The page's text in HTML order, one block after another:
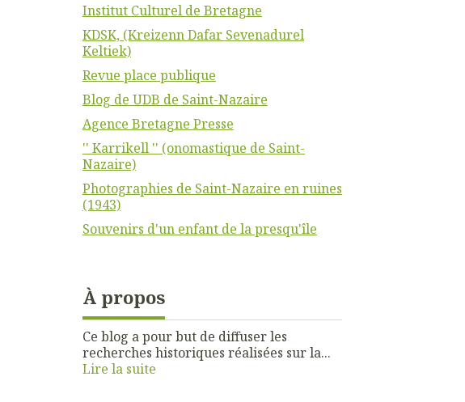
Institut Culturel de Bretagne
KDSK, (Kreizenn Dafar Sevenadurel
Keltiek)
Revue place publique
Blog de UDB de Saint-Nazaire
Agence Bretagne Presse
'' Karrikell '' (onomastique de Saint-
Nazaire)
Photographies de Saint-Nazaire en ruines
(1943)
Souvenirs d'un enfant de la presqu'île
À propos
Ce blog a pour but de diffuser les
recherches historiques réalisées sur la...
Lire la suite